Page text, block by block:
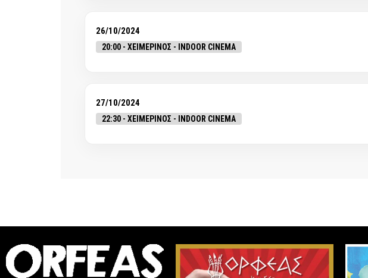
26/10/2024
20:00 - ΧΕΙΜΕΡΙΝΟΣ - INDOOR CINEMA
27/10/2024
22:30 - ΧΕΙΜΕΡΙΝΟΣ - INDOOR CINEMA